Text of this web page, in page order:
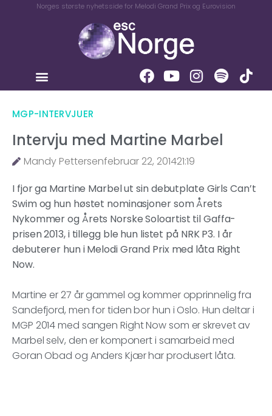
Norges største nyhetsside for Melodi Grand Prix og Eurovision
MGP-INTERVJUER
Intervju med Martine Marbel
Mandy Pettersenfebruar 22, 201421:19
I fjor ga Martine Marbel ut sin debutplate Girls Can’t
Swim og hun høstet nominasjoner som Årets
Nykommer og Årets Norske Soloartist til Gaffa-
prisen 2013, i tillegg ble hun listet på NRK P3. I år
debuterer hun i Melodi Grand Prix med låta Right
Now.
Martine er 27 år gammel og kommer opprinnelig fra
Sandefjord, men for tiden bor hun i Oslo. Hun deltar i
MGP 2014 med sangen Right Now som er skrevet av
Marbel selv, den er komponert i samarbeid med
Goran Obad og Anders Kjær har produsert låta.